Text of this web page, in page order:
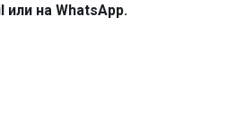
или на WhatsApp.